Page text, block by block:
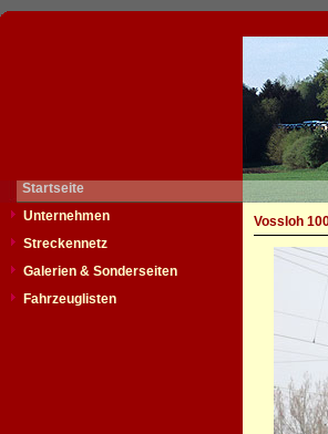
Startseite
Unternehmen
Streckennetz
Galerien & Sonderseiten
Fahrzeuglisten
Vossloh